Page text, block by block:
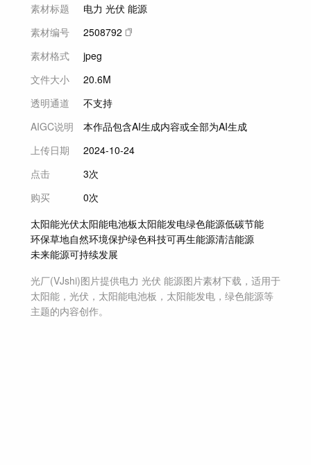
素材标题
电力 光伏 能源
素材编号
2508792
素材格式
jpeg
文件大小
20.6M
透明通道
不支持
AIGC说明
本作品包含AI生成内容或全部为AI生成
上传日期
2024-10-24
点击
3次
购买
0次
太阳能光伏太阳能电池板太阳能发电绿色能源低碳节能
环保草地自然环境保护绿色科技可再生能源清洁能源
未来能源可持续发展
光厂(VJshi)图片提供电力 光伏 能源图片素材下载，适用于
太阳能，光伏，太阳能电池板，太阳能发电，绿色能源等
主题的内容创作。